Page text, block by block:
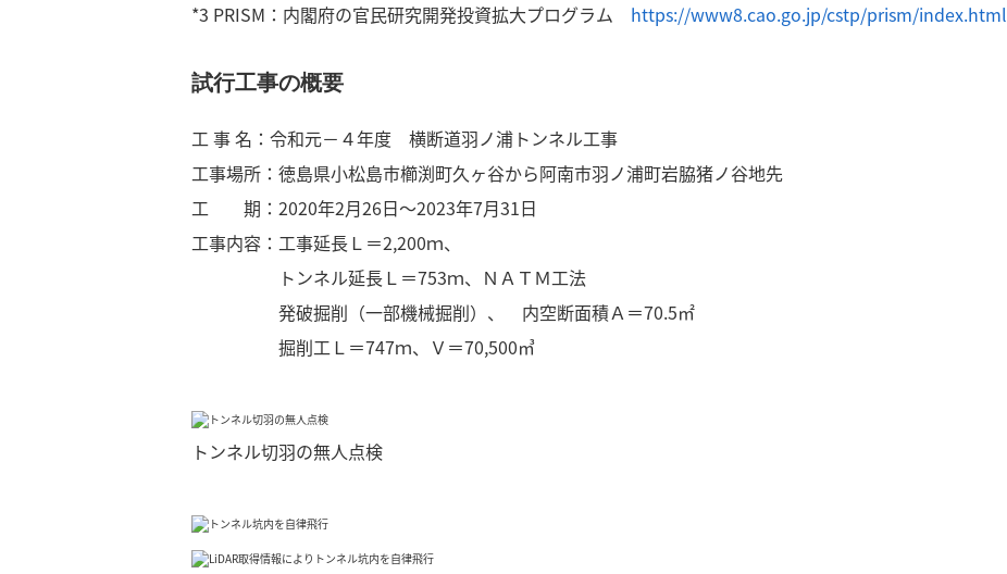
*3 PRISM：内閣府の官民研究開発投資拡大プログラム https://www8.cao.go.jp/cstp/prism/index.html
試行工事の概要
工 事 名：令和元－４年度 横断道羽ノ浦トンネル工事
工事場所：徳島県小松島市櫛渕町久ヶ谷から阿南市羽ノ浦町岩脇猪ノ谷地先
工 期：2020年2月26日～2023年7月31日
工事内容：工事延長Ｌ＝2,200ｍ、
トンネル延長Ｌ＝753ｍ、ＮＡＴＭ工法
発破掘削（一部機械掘削）、 内空断面積Ａ＝70.5㎡
掘削工Ｌ＝747ｍ、Ｖ＝70,500㎥
トンネル切羽の無人点検